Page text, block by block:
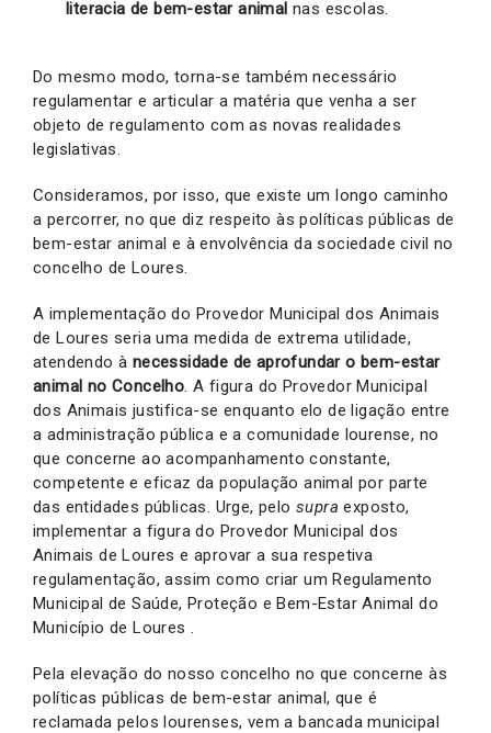
literacia de bem-estar animal nas escolas.
Do mesmo modo, torna-se também necessário
regulamentar e articular a matéria que venha a ser
objeto de regulamento com as novas realidades
legislativas.
Consideramos, por isso, que existe um longo caminho
a percorrer, no que diz respeito às políticas públicas de
bem-estar animal e à envolvência da sociedade civil no
concelho de Loures.
A implementação do Provedor Municipal dos Animais
de Loures seria uma medida de extrema utilidade,
atendendo à necessidade de aprofundar o bem-estar
animal no Concelho. A figura do Provedor Municipal
dos Animais justifica-se enquanto elo de ligação entre
a administração pública e a comunidade lourense, no
que concerne ao acompanhamento constante,
competente e eficaz da população animal por parte
das entidades públicas. Urge, pelo supra exposto,
implementar a figura do Provedor Municipal dos
Animais de Loures e aprovar a sua respetiva
regulamentação, assim como criar um Regulamento
Municipal de Saúde, Proteção e Bem-Estar Animal do
Município de Loures .
Pela elevação do nosso concelho no que concerne às
políticas públicas de bem-estar animal, que é
reclamada pelos lourenses, vem a bancada municipal